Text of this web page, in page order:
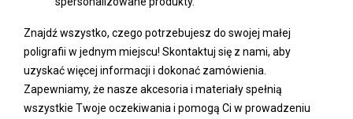
Znajdź wszystko, czego potrzebujesz do swojej małej
poligrafii w jednym miejscu! Skontaktuj się z nami, aby
uzyskać więcej informacji i dokonać zamówienia.
Zapewniamy, że nasze akcesoria i materiały spełnią
wszystkie Twoje oczekiwania i pomogą Ci w prowadzeniu